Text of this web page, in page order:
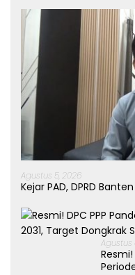
Agustus 5, 2026
Kejar PAD, DPRD
Agustus